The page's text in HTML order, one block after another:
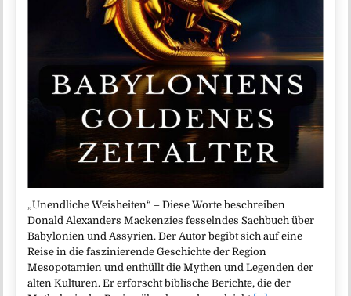
„Unendliche Weisheiten“ – Diese Worte beschreiben
Donald Alexanders Mackenzies fesselndes Sachbuch über
Babylonien und Assyrien. Der Autor begibt sich auf eine
Reise in die faszinierende Geschichte der Region
Mesopotamien und enthüllt die Mythen und Legenden der
alten Kulturen. Er erforscht biblische Berichte, die der